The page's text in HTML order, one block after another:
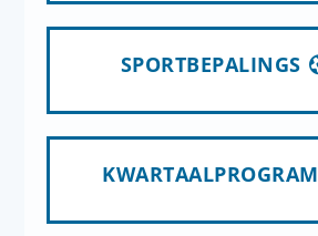
SPORTBEPALINGS
KWARTAALPROGRAM